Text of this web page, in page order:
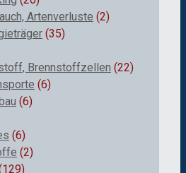
Artenverluste (2)
(35)
Brennstoffzellen (22)
(6)
(6)
(6)
(2)